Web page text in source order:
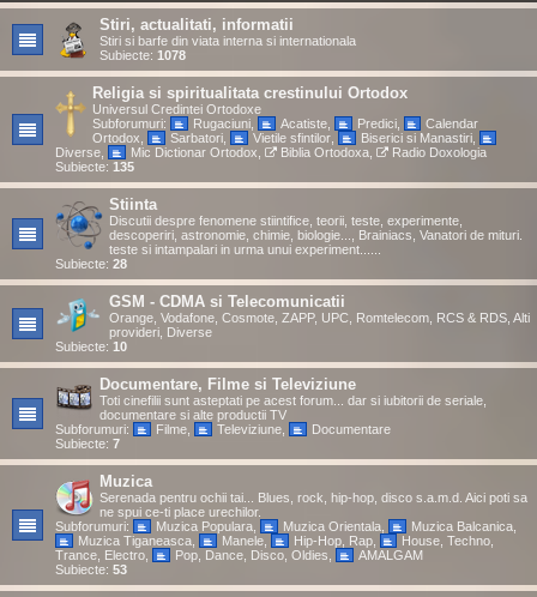
Stiri, actualitati, informatii
Stiri si barfe din viata interna si internationala
Subiecte: 1078
Religia si spiritualitata crestinului Ortodox
Universul Credintei Ortodoxe
Subforumuri:
Rugaciuni, Acatiste, Predici,
Calendar
Ortodox
Sarbatori, Vietile sfintilor, Biserici si Manastiri,
Diverse
Mic Dictionar Ortodox Biblia Ortodoxa,
Radio Doxologia
Subiecte: 135
Stiinta
Discutii despre fenomene stiintifice, teorii, teste, experimente,
descoperiri, astronomie, chimie, biologie..., Brainiacs, Vanatori de mituri.
teste si intampalari in urma unui experiment......
Subiecte: 28
GSM - CDMA si Telecomunicatii
Orange, Vodafone, Cosmote, ZAPP, UPC, Romtelecom, RCS & RDS, Alti
provideri, Diverse
Subiecte: 10
Documentare, Filme si Televiziune
Toti cinefilii sunt asteptati pe acest forum... dar si iubitorii de seriale,
documentare si alte productii TV
Subforumuri:
Filme, Televiziune,
Documentare
Subiecte: 7
Muzica
Serenada pentru ochii tai... Blues, rock, hip-hop, disco s.a.m.d. Aici poti sa
ne spui ce-ti place urechilor.
Subforumuri:
Muzica Populara, Muzica Orientala, Muzica Balcanica,
Muzica Tiganeasca, Manele, Hip-Hop, Rap,
House, Techno,
Trance, Electro
Pop, Dance, Disco, Oldies
AMALGAM
Subiecte: 53